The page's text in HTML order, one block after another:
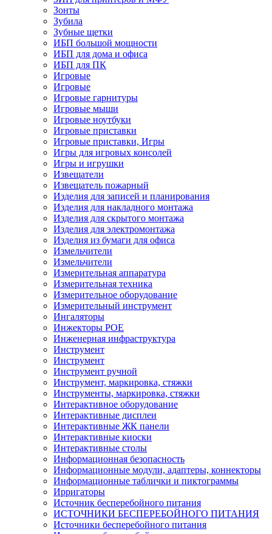
Зонты
Зубила
Зубные щетки
ИБП большой мощности
ИБП для дома и офиса
ИБП для ПК
Игровые
Игровые
Игровые гарнитуры
Игровые мыши
Игровые ноутбуки
Игровые приставки
Игровые приставки, Игры
Игры для игровых консолей
Игры и игрушки
Извещатели
Извещатель пожарный
Изделия для записей и планирования
Изделия для накладного монтажа
Изделия для скрытого монтажа
Изделия для электромонтажа
Изделия из бумаги для офиса
Измельчители
Измельчители
Измерительная аппаратура
Измерительная техника
Измерительное оборудование
Измерительный инструмент
Ингаляторы
Инжекторы POE
Инженерная инфраструктура
Инструмент
Инструмент
Инструмент ручной
Инструмент, маркировка, стяжки
Инструменты, маркировка, стяжки
Интерактивное оборудование
Интерактивные дисплеи
Интерактивные ЖК панели
Интерактивные киоски
Интерактивные столы
Информационная безопасность
Информационные модули, адаптеры, коннекторы
Информационные таблички и пиктограммы
Ирригаторы
Источник бесперебойного питания
ИСТОЧНИКИ БЕСПЕРЕБОЙНОГО ПИТАНИЯ
Источники бесперебойного питания